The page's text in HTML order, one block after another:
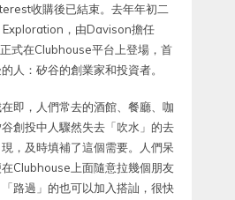
收購後已結束。去年年初二
Exploration，由Davison擔任
式在Clubhouse平台上登場，首
人：矽谷的創業家和投資者。
即，人們常去的酒館、餐廳、咖
創投中人驟然失去「吹水」的去
，及時填補了這個需要。人們呆
Clubhouse上面隨意拉幾個朋友
路過」的也可以加入搭訕，很快